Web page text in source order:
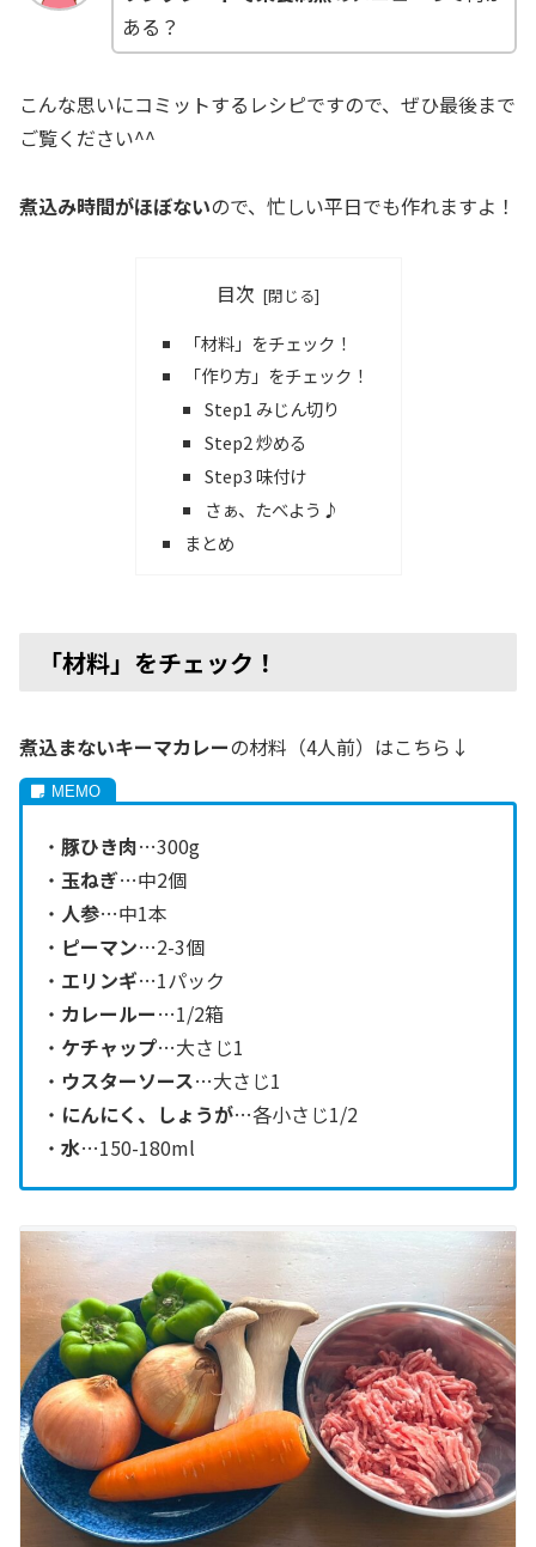
ある？
こんな思いにコミットするレシピですので、ぜひ最後まで
ご覧ください^^
煮込み時間がほぼないので、忙しい平日でも作れますよ！
目次
「材料」をチェック！
「作り方」をチェック！
Step1 みじん切り
Step2 炒める
Step3 味付け
さぁ、たべよう♪
まとめ
「材料」をチェック！
煮込まないキーマカレーの材料（4人前）はこちら↓
・ 豚ひき肉…300g
・ 玉ねぎ…中2個
・ 人参…中1本
・ ピーマン…2-3個
・ エリンギ…1パック
・ カレールー…1/2箱
・ ケチャップ…大さじ1
・ ウスターソース…大さじ1
・ にんにく、しょうが…各小さじ1/2
・ 水…150-180ml